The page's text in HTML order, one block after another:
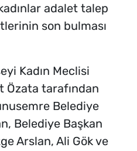
adalet talep
son bulması
Kadın Meclisi
Özata tarafından
Belediye
Belediye Başkan
Arslan, Ali Gök ve